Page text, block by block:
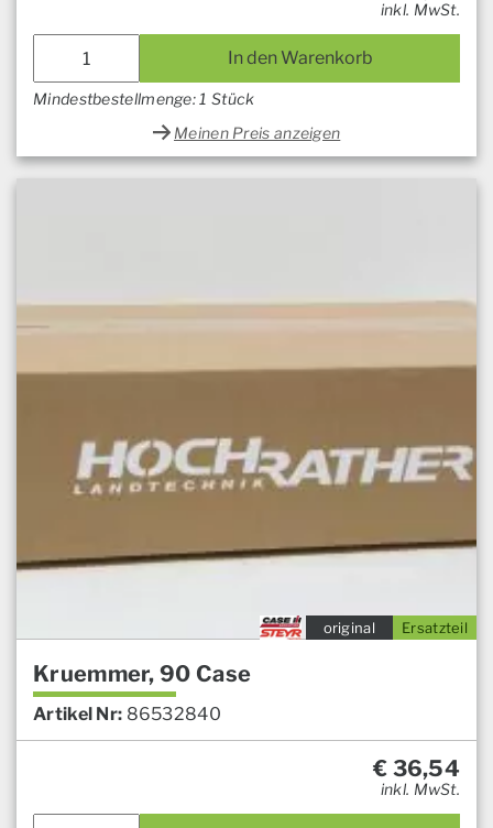
inkl. MwSt.
In den Warenkorb
Mindestbestellmenge: 1 Stück
Meinen Preis anzeigen
Ersatzteil
original
Kruemmer, 90 Case
Artikel Nr: 86532840
€ 36,54
inkl. MwSt.